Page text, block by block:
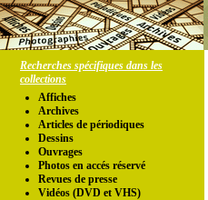
Recherches spécifiques dans les
collections
Affiches
Archives
Articles de périodiques
Dessins
Ouvrages
Photos en accés réservé
Revues de presse
Vidéos (DVD et VHS)